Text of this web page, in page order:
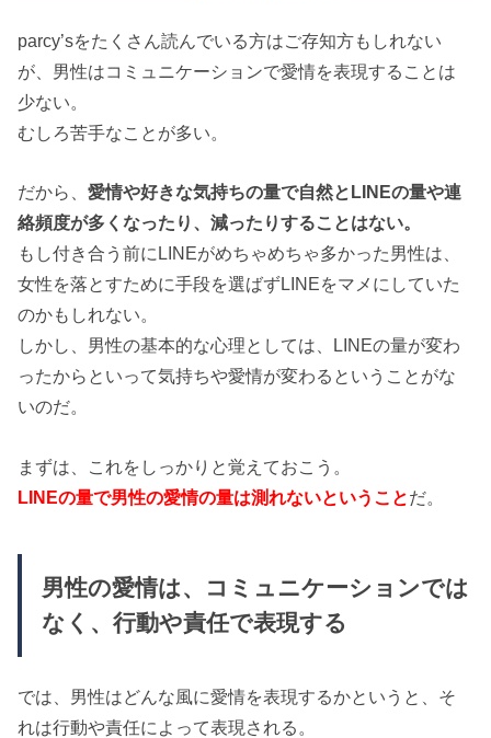
parcy’sをたくさん読んでいる方はご存知方もしれない
が、男性はコミュニケーションで愛情を表現することは
少ない。
むしろ苦手なことが多い。
だから、愛情や好きな気持ちの量で自然とLINEの量や連
絡頻度が多くなったり、減ったりすることはない。
もし付き合う前にLINEがめちゃめちゃ多かった男性は、
女性を落とすために手段を選ばずLINEをマメにしていた
のかもしれない。
しかし、男性の基本的な心理としては、LINEの量が変わ
ったからといって気持ちや愛情が変わるということがな
いのだ。
まずは、これをしっかりと覚えておこう。
LINEの量で男性の愛情の量は測れないということだ。
男性の愛情は、コミュニケーションでは
なく、行動や責任で表現する
では、男性はどんな風に愛情を表現するかというと、そ
れは行動や責任によって表現される。